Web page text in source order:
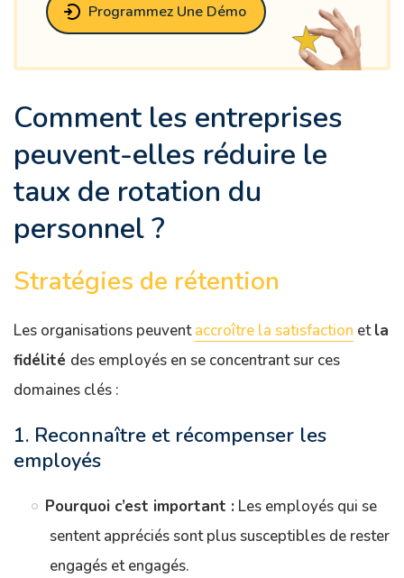
Programmez Une Démo
Comment les entreprises
peuvent-elles réduire le
taux de rotation du
personnel ?
Stratégies de rétention
Les organisations peuventaccroître la satisfaction etla
fidélité des employés en se concentrant sur ces
domaines clés :
1. Reconnaître et récompenser les
employés
Pourquoi c’est important : Les employés qui se
sentent appréciés sont plus susceptibles de rester
engagés et engagés.